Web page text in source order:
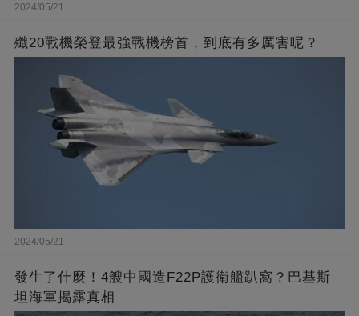
2024/05/21
殲20戰機榮登最強戰機榜首，到底有多厲害呢？
2024/05/21
發生了什麼！4艘中國造F22P護衛艦趴窩？巴基斯
坦海軍揭露真相